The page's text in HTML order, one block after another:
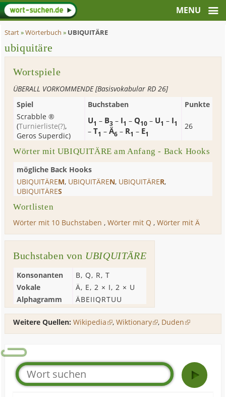
Start»Wörterbuch » UBIQUITÄRE
ubiquitäre
Wortspiele
ÜBERALL VORKOMMENDE [Basisvokabular RD 26]
Spiel
Buchstaben
Punkte
Scrabble ®
(Turnierliste(?),
Geros Superdic)
U1 – B3 – I1 – Q10 – U1 – I1
–T1 –Ä6 – R1 – E1
26
Wörter mit UBIQUITÄRE am Anfang - Back Hooks
mögliche Back Hooks
UBIQUITÄREM, UBIQUITÄREN, UBIQUITÄRER,
UBIQUITÄRES
Wortlisten
Wörter mit 10 Buchstaben ,Wörter mit Q ,Wörter mit Ä
Buchstaben von UBIQUITÄRE
Konsonanten B, Q, R,T
Vokale
Ä, E, 2 × I, 2 × U
Alphagramm
ÄBEIIQRTUU
Weitere Quellen: Wikipedia ,Wiktionary , Duden